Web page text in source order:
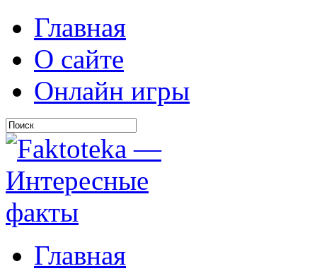
Главная
О сайте
Онлайн игры
Главная